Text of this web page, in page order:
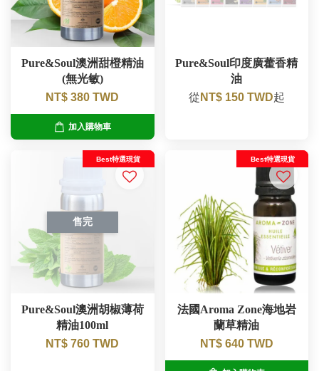
Pure&Soul澳洲甜橙精油
(無光敏)
NT$ 380 TWD
加入購物車
Pure&Soul印度廣藿香精
油
從 NT$ 150 TWD起
售完
Best特選現貨
Pure&Soul澳洲胡椒薄荷
精油100ml
NT$ 760 TWD
Best特選現貨
法國Aroma Zone海地岩
蘭草精油
NT$ 640 TWD